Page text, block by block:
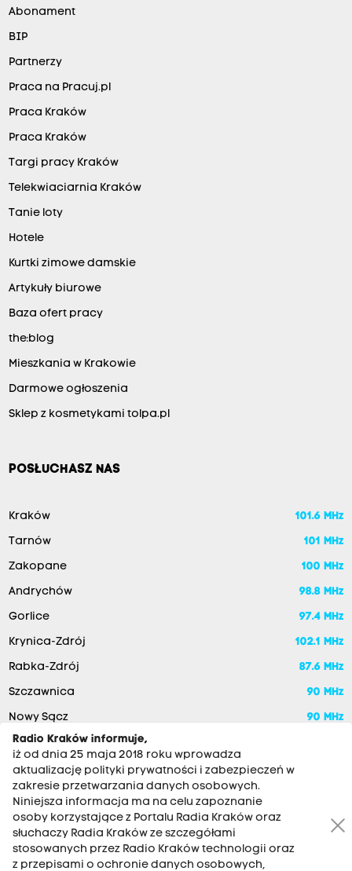
Abonament
BIP
Partnerzy
Praca na Pracuj.pl
Praca Kraków
Praca Kraków
Targi pracy Kraków
Telekwiaciarnia Kraków
Tanie loty
Hotele
Kurtki zimowe damskie
Artykuły biurowe
Baza ofert pracy
the:blog
Mieszkania w Krakowie
Darmowe ogłoszenia
Sklep z kosmetykami tolpa.pl
POSŁUCHASZ NAS
Kraków 101.6 MHz
Tarnów 101 MHz
Zakopane 100 MHz
Andrychów 98.8 MHz
Gorlice 97.4 MHz
Krynica-Zdrój 102.1 MHz
Rabka-Zdrój 87.6 MHz
Szczawnica 90 MHz
Nowy Sącz 90 MHz
RADIO KRAKÓW SA. Aleja Juliusza Słowackiego 22, 30-007
Radio Kraków informuje,
iż od dnia 25 maja 2018 roku wprowadza
aktualizację polityki prywatności i zabezpieczeń w
zakresie przetwarzania danych osobowych.
Niniejsza informacja ma na celu zapoznanie
osoby korzystające z Portalu Radia Kraków oraz
słuchaczy Radia Kraków ze szczegółami
stosowanych przez Radio Kraków technologii oraz
z przepisami o ochronie danych osobowych,